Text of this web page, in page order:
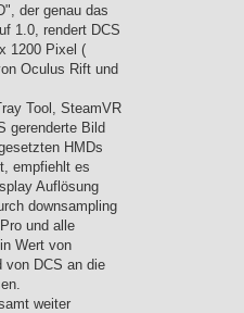
der genau das
1.0, rendert DCS
1200 Pixel (
Oculus Rift und
Tool, SteamVR
gerenderte Bild
HMDs
empfiehlt es
Auflösung
downsampling
und alle
Wert von
von DCS an die
weiter